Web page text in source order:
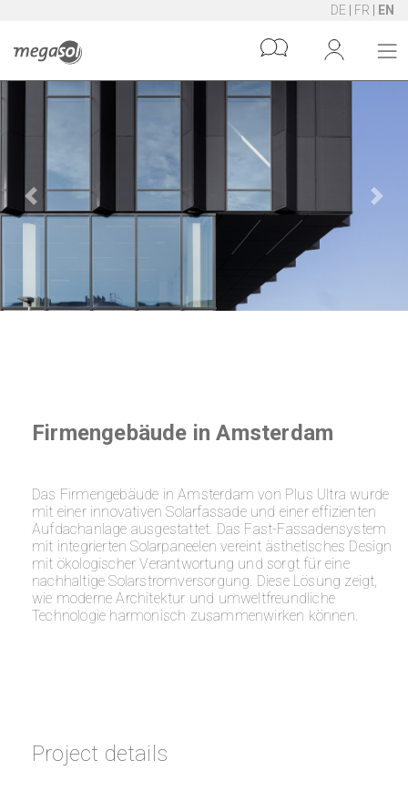
DE FR EN
Previous Next
Firmengebäude in Amsterdam
Das Firmengebäude in Amsterdam von Plus Ultra wurde
mit einer innovativen Solarfassade und einer effizienten
Aufdachanlage ausgestattet. Das Fast-Fassadensystem
mit integrierten Solarpaneelen vereint ästhetisches Design
mit ökologischer Verantwortung und sorgt für eine
nachhaltige Solarstromversorgung. Diese Lösung zeigt,
wie moderne Architektur und umweltfreundliche
Technologie harmonisch zusammenwirken können.
Project details